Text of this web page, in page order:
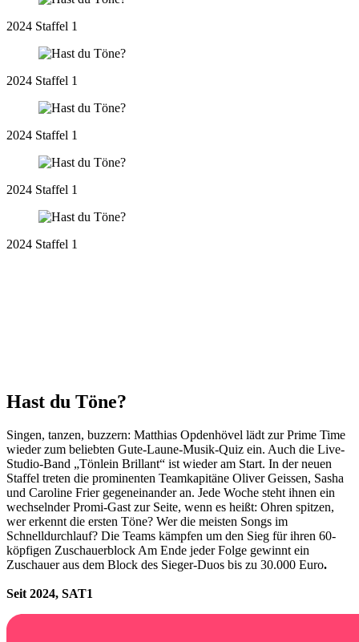
2024 Staffel 1
2024 Staffel 1
2024 Staffel 1
2024 Staffel 1
2024 Staffel 1
Hast du Töne?
Singen, tanzen, buzzern: Matthias Opdenhövel lädtzur Prime Time
wiederzum beliebten Gute-Laune-Musik-Quiz ein. Auch die Live-
Studio-Band „Tönlein Brillant“ ist wieder am Start. In der neuen
Staffel treten die prominenten Teamkapitäne OliverGeissen, Sasha
und Caroline Frier gegeneinander an. Jede Woche steht ihnen ein
wechselnder Promi-Gast zur Seite, wenn es heißt: Ohren spitzen,
wer erkennt die ersten Töne? Wer die meisten Songs im
Schnelldurchlauf? Die Teams kämpfen um den Sieg für ihren 60-
köpfigen ZuschauerblockAm Ende jeder Folge gewinnt ein
Zuschauer aus dem Block des Sieger-Duos bis zu 30.000 Euro.
Seit 2024, SAT1